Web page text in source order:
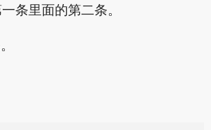
条里面的第二条。